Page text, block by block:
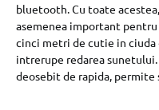
bluetooth. Cu toate
asemenea important
cinci metri de cutie in ciuda
intrerupe redarea
deosebit de rapida, permite